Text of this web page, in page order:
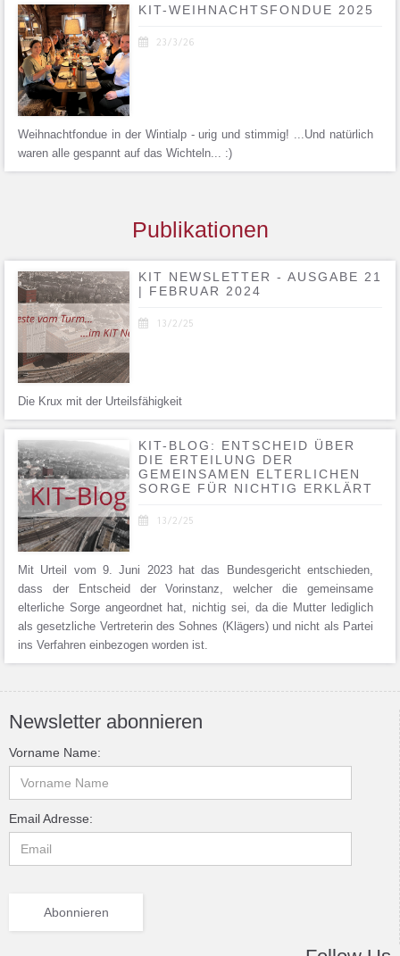
KIT-WEIHNACHTSFONDUE 2025
 23/3/26
Weihnachtfondue in der Wintialp - urig und stimmig! ...Und natürlich
waren alle gespannt auf das Wichteln... :)
Publikationen
KIT NEWSLETTER - AUSGABE 21
| FEBRUAR 2024
 13/2/25
Die Krux mit der Urteilsfähigkeit
KIT-BLOG: ENTSCHEID ÜBER
DIE ERTEILUNG DER
GEMEINSAMEN ELTERLICHEN
SORGE FÜR NICHTIG ERKLÄRT
 13/2/25
Mit Urteil vom 9. Juni 2023 hat das Bundesgericht entschieden,
dass der Entscheid der Vorinstanz, welcher die gemeinsame
elterliche Sorge angeordnet hat, nichtig sei, da die Mutter lediglich
als gesetzliche Vertreterin des Sohnes (Klägers) und nicht als Partei
ins Verfahren einbezogen worden ist.
Newsletter abonnieren
Vorname Name:
Email Adresse: